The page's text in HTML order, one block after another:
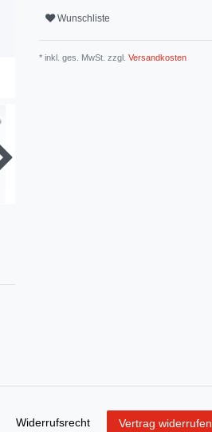
Wunschliste
* inkl. ges. MwSt. zzgl. Versandkosten
Widerrufs­recht Vertrag widerrufen